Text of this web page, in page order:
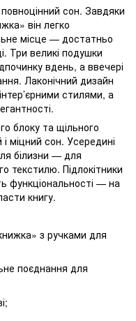
сон. Завдяки
він легко
місце — достатньо
Три великі подушки
вдень, а ввечері
Лаконічний дизайн
стилями, а
блоку та щільного
міцний сон. Усередині
білизни — для
текстилю. Підлокітники
функціональності — на
книгу.
з ручками для
поєднання для